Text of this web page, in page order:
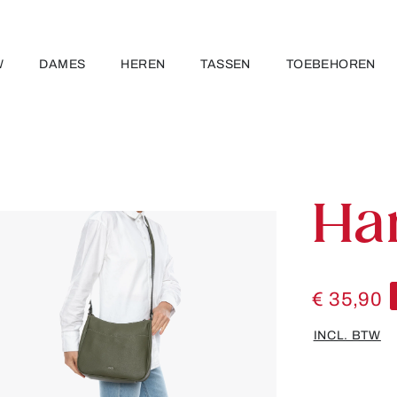
DAMES HEREN TASSEN TOEBEHOREN
€ 35,90
INCL. BTW